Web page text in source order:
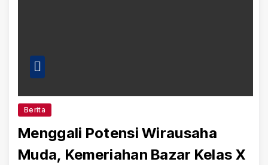
Berita
Menggali Potensi Wirausaha
Muda, Kemeriahan Bazar Kelas X